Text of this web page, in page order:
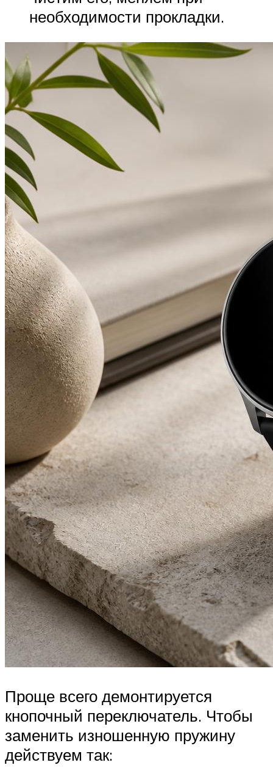
необходимости прокладки.
Проще всего демонтируется
кнопочный переключатель. Чтобы
заменить изношенную пружину
действуем так: